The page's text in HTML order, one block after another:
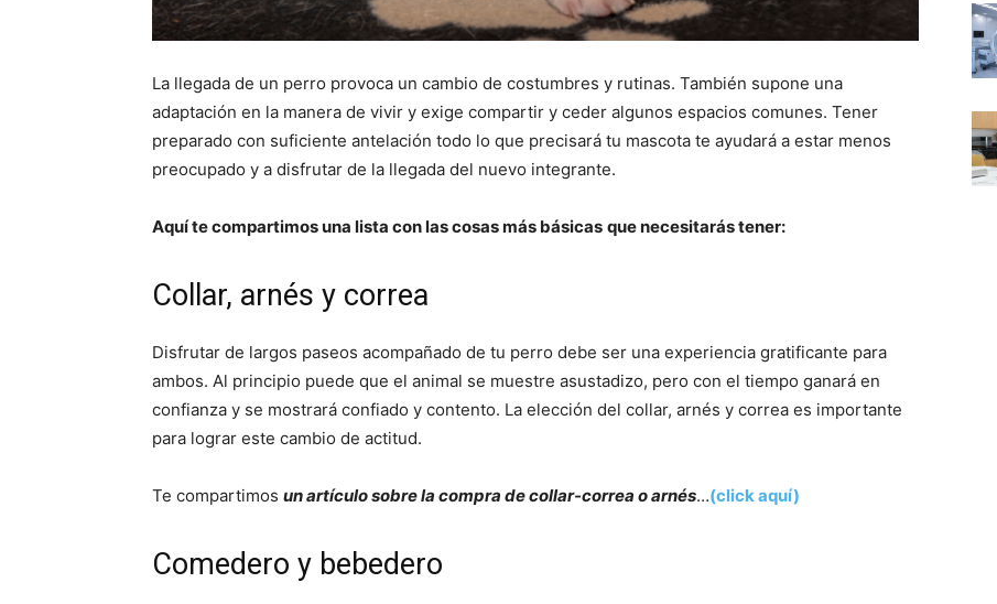
La llegada de un perro provoca un cambio de costumbres y rutinas. También supone una
adaptación en la manera de vivir y exige compartir y ceder algunos espacios comunes. Tener
preparado con suficiente antelación todo lo que precisará tu mascota te ayudará a estar menos
preocupado y a disfrutar de la llegada del nuevo integrante.
Aquí te compartimos una lista con las cosas más básicas que necesitarás tener:
Collar, arnés y correa
Disfrutar de largos paseos acompañado de tu perro debe ser una experiencia gratificante para
ambos. Al principio puede que el animal se muestre asustadizo, pero con el tiempo ganará en
confianza y se mostrará confiado y contento. La elección del collar, arnés y correa es importante
para lograr este cambio de actitud.
Te compartimos un artículo sobre la compra de collar-correa o arnés…(click aquí)
Comedero y bebedero